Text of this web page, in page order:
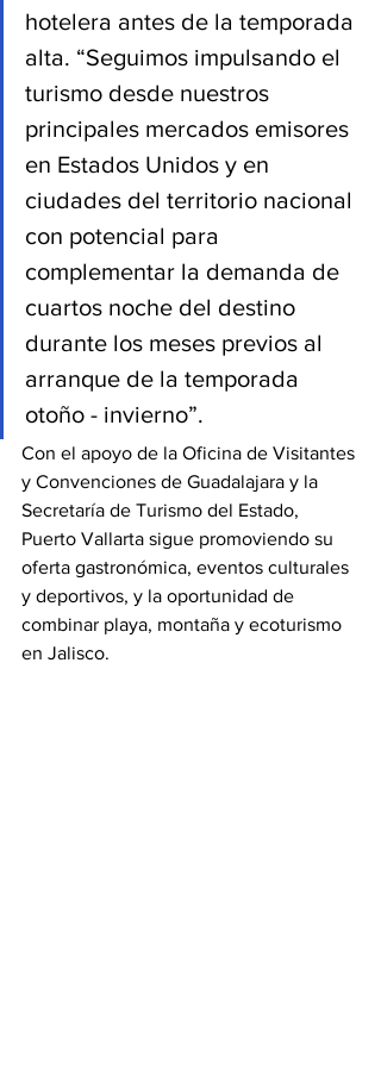
hotelera antes de la temporada
alta. “Seguimos impulsando el
turismo desde nuestros
principales mercados emisores
en Estados Unidos y en
ciudades del territorio nacional
con potencial para
complementar la demanda de
cuartos noche del destino
durante los meses previos al
arranque de la temporada
otoño - invierno”.
Con el apoyo de la Oficina de Visitantes
y Convenciones de Guadalajara y la
Secretaría de Turismo del Estado,
Puerto Vallarta sigue promoviendo su
oferta gastronómica, eventos culturales
y deportivos, y la oportunidad de
combinar playa, montaña y ecoturismo
en Jalisco.